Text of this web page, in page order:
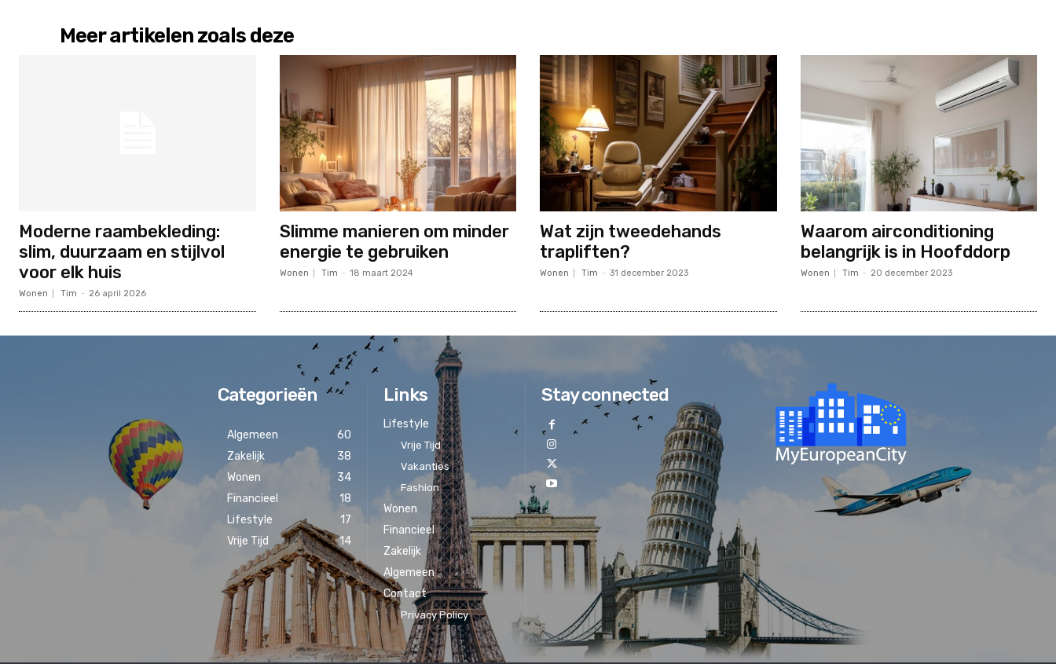
Meer artikelen zoals deze
Moderne raambekleding:
slim, duurzaam en stijlvol
voor elk huis
Wonen Tim - 26 april 2026
Slimme manieren om minder
energie te gebruiken
Wonen Tim - 18 maart 2024
Wat zijn tweedehands
trapliften?
Wonen Tim - 31 december 2023
Waarom airconditioning
belangrijk is in Hoofddorp
Wonen Tim - 20 december 2023
Categorieën
Algemeen
60
Zakelijk
38
Wonen
34
Financieel
18
Lifestyle
17
Vrije Tijd
14
Links
Lifestyle
Vrije Tijd
Vakanties
Fashion
Wonen
Financieel
Zakelijk
Algemeen
Contact
Privacy Policy
Stay connected